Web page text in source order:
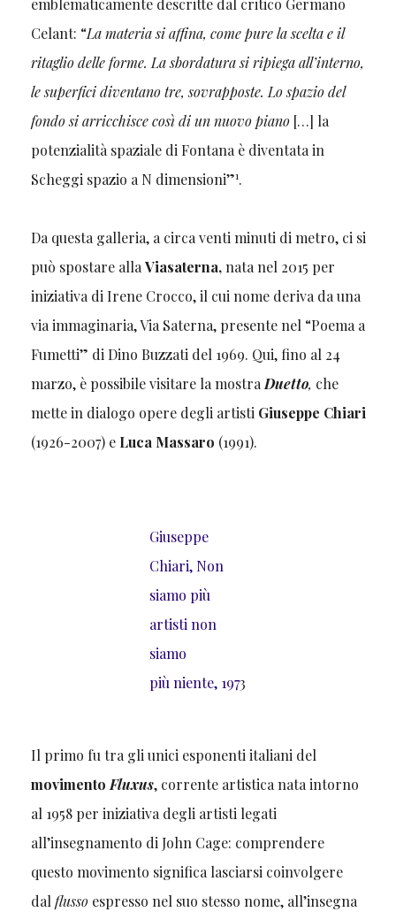
emblematicamente descritte dal critico Germano
Celant: “La materia si affina, come pure la scelta e il
ritaglio delle forme. La sbordatura si ripiega all’interno,
le superfici diventano tre, sovrapposte. Lo spazio del
fondo si arricchisce così di un nuovo piano[…] la
potenzialità spaziale di Fontana è diventata in
Scheggi spazio a N dimensioni”1.
Da questa galleria, a circa venti minuti di metro, ci si
può spostare alla Viasaterna,nata nel 2015 per
iniziativa di Irene Crocco, il cui nome deriva da una
via immaginaria, Via Saterna, presente nel “Poema a
Fumetti” di Dino Buzzati del 1969. Qui, fino al 24
marzo, è possibile visitare la mostra Duetto, che
mette in dialogo opere degli artisti Giuseppe Chiari
(1926-2007) e Luca Massaro (1991).
Giuseppe
Chiari, Non
siamo più
artisti non
siamo
più niente, 1973
Il primo fu tra gli unici esponenti italiani del
movimento Fluxus, corrente artistica nata intorno
al 1958 per iniziativa degli artisti legati
all’insegnamento di John Cage: comprendere
questo movimento significa lasciarsi coinvolgere
dal flussoespresso nel suo stesso nome, all’insegna